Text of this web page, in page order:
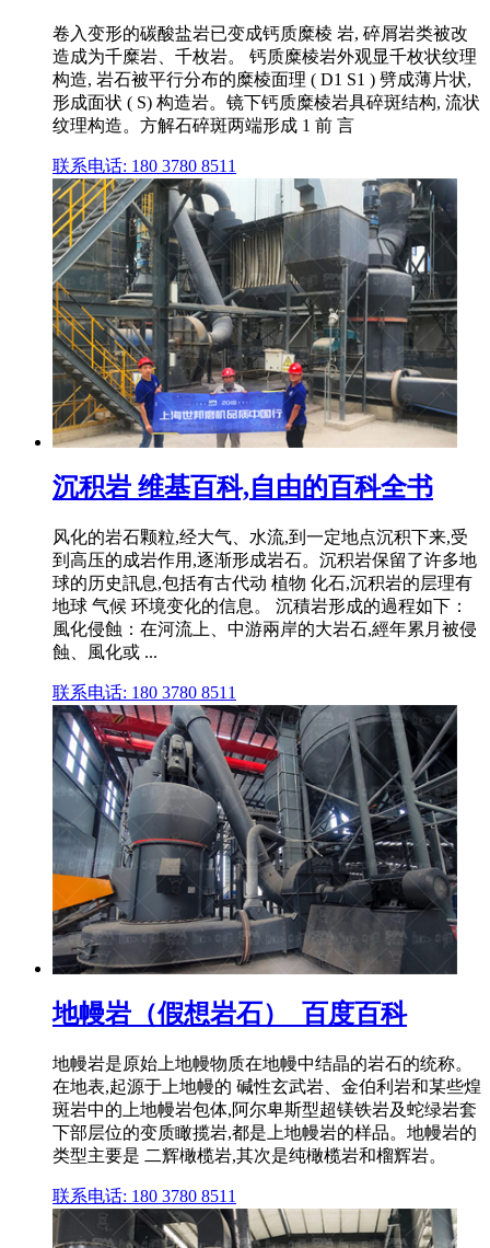
卷入变形的碳酸盐岩已变成钙质糜棱 岩, 碎屑岩类被改
造成为千糜岩、千枚岩。 钙质糜棱岩外观显千枚状纹理
构造, 岩石被平行分布的糜棱面理 ( D1 S1 ) 劈成薄片状,
形成面状 ( S) 构造岩。镜下钙质糜棱岩具碎斑结构, 流状
纹理构造。方解石碎斑两端形成 1 前 言
联系电话: 180 3780 8511
沉积岩 维基百科,自由的百科全书
风化的岩石颗粒,经大气、水流,到一定地点沉积下来,受
到高压的成岩作用,逐渐形成岩石。沉积岩保留了许多地
球的历史訊息,包括有古代动 植物 化石,沉积岩的层理有
地球 气候 环境变化的信息。 沉積岩形成的過程如下：
風化侵蝕：在河流上、中游兩岸的大岩石,經年累月被侵
蝕、風化或 ...
联系电话: 180 3780 8511
地幔岩（假想岩石）_百度百科
地幔岩是原始上地幔物质在地幔中结晶的岩石的统称。
在地表,起源于上地幔的 碱性玄武岩、金伯利岩和某些煌
斑岩中的上地幔岩包体,阿尔卑斯型超镁铁岩及蛇绿岩套
下部层位的变质瞰揽岩,都是上地幔岩的样品。地幔岩的
类型主要是 二辉橄榄岩,其次是纯橄榄岩和榴辉岩。
联系电话: 180 3780 8511